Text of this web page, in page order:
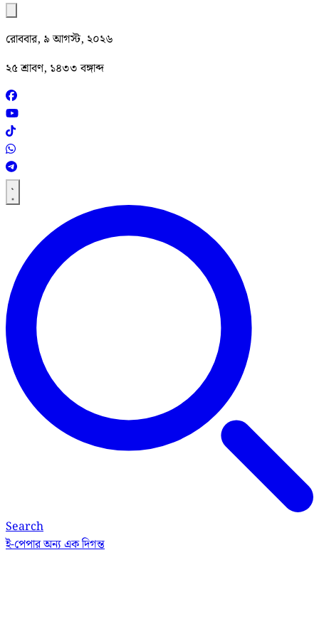
রোববার, ৯ আগস্ট, ২০২৬
২৫ শ্রাবণ, ১৪৩৩ বঙ্গাব্দ
Search
ই-পেপারঅন্য এক দিগন্ত